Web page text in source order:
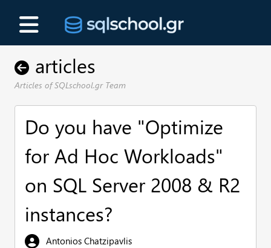
articles
Articles of SQLschool.gr Team
Do you have "Optimize
for Ad Hoc Workloads"
on SQL Server 2008 & R2
instances?
Antonios Chatzipavlis